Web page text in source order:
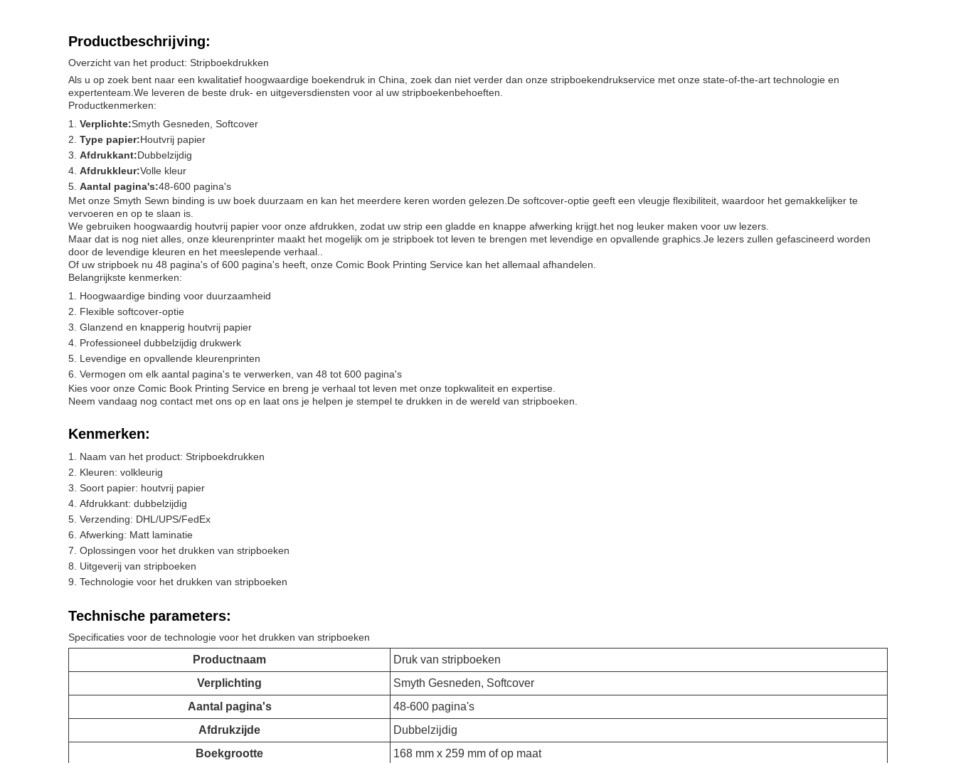
Productbeschrijving:
Overzicht van het product: Stripboekdrukken
Als u op zoek bent naar een kwalitatief hoogwaardige boekendruk in China, zoek dan niet verder dan onze stripboekendrukservice met onze state-of-the-art technologie en
expertenteam.We leveren de beste druk- en uitgeversdiensten voor al uw stripboekenbehoeften.
Productkenmerken:
Verplichte:Smyth Gesneden, Softcover
Type papier:Houtvrij papier
Afdrukkant:Dubbelzijdig
Afdrukkleur:Volle kleur
Aantal pagina's:48-600 pagina's
Met onze Smyth Sewn binding is uw boek duurzaam en kan het meerdere keren worden gelezen.De softcover-optie geeft een vleugje flexibiliteit, waardoor het gemakkelijker te
vervoeren en op te slaan is.
We gebruiken hoogwaardig houtvrij papier voor onze afdrukken, zodat uw strip een gladde en knappe afwerking krijgt.het nog leuker maken voor uw lezers.
Maar dat is nog niet alles, onze kleurenprinter maakt het mogelijk om je stripboek tot leven te brengen met levendige en opvallende graphics.Je lezers zullen gefascineerd worden
door de levendige kleuren en het meeslepende verhaal..
Of uw stripboek nu 48 pagina's of 600 pagina's heeft, onze Comic Book Printing Service kan het allemaal afhandelen.
Belangrijkste kenmerken:
Hoogwaardige binding voor duurzaamheid
Flexible softcover-optie
Glanzend en knapperig houtvrij papier
Professioneel dubbelzijdig drukwerk
Levendige en opvallende kleurenprinten
Vermogen om elk aantal pagina's te verwerken, van 48 tot 600 pagina's
Kies voor onze Comic Book Printing Service en breng je verhaal tot leven met onze topkwaliteit en expertise.
Neem vandaag nog contact met ons op en laat ons je helpen je stempel te drukken in de wereld van stripboeken.
Kenmerken:
Naam van het product: Stripboekdrukken
Kleuren: volkleurig
Soort papier: houtvrij papier
Afdrukkant: dubbelzijdig
Verzending: DHL/UPS/FedEx
Afwerking: Matt laminatie
Oplossingen voor het drukken van stripboeken
Uitgeverij van stripboeken
Technologie voor het drukken van stripboeken
Technische parameters:
Specificaties voor de technologie voor het drukken van stripboeken
Productnaam
Druk van stripboeken
Verplichting
Smyth Gesneden, Softcover
Aantal pagina's
48-600 pagina's
Afdrukzijde
Dubbelzijdig
Boekgrootte
168 mm x 259 mm of op maat